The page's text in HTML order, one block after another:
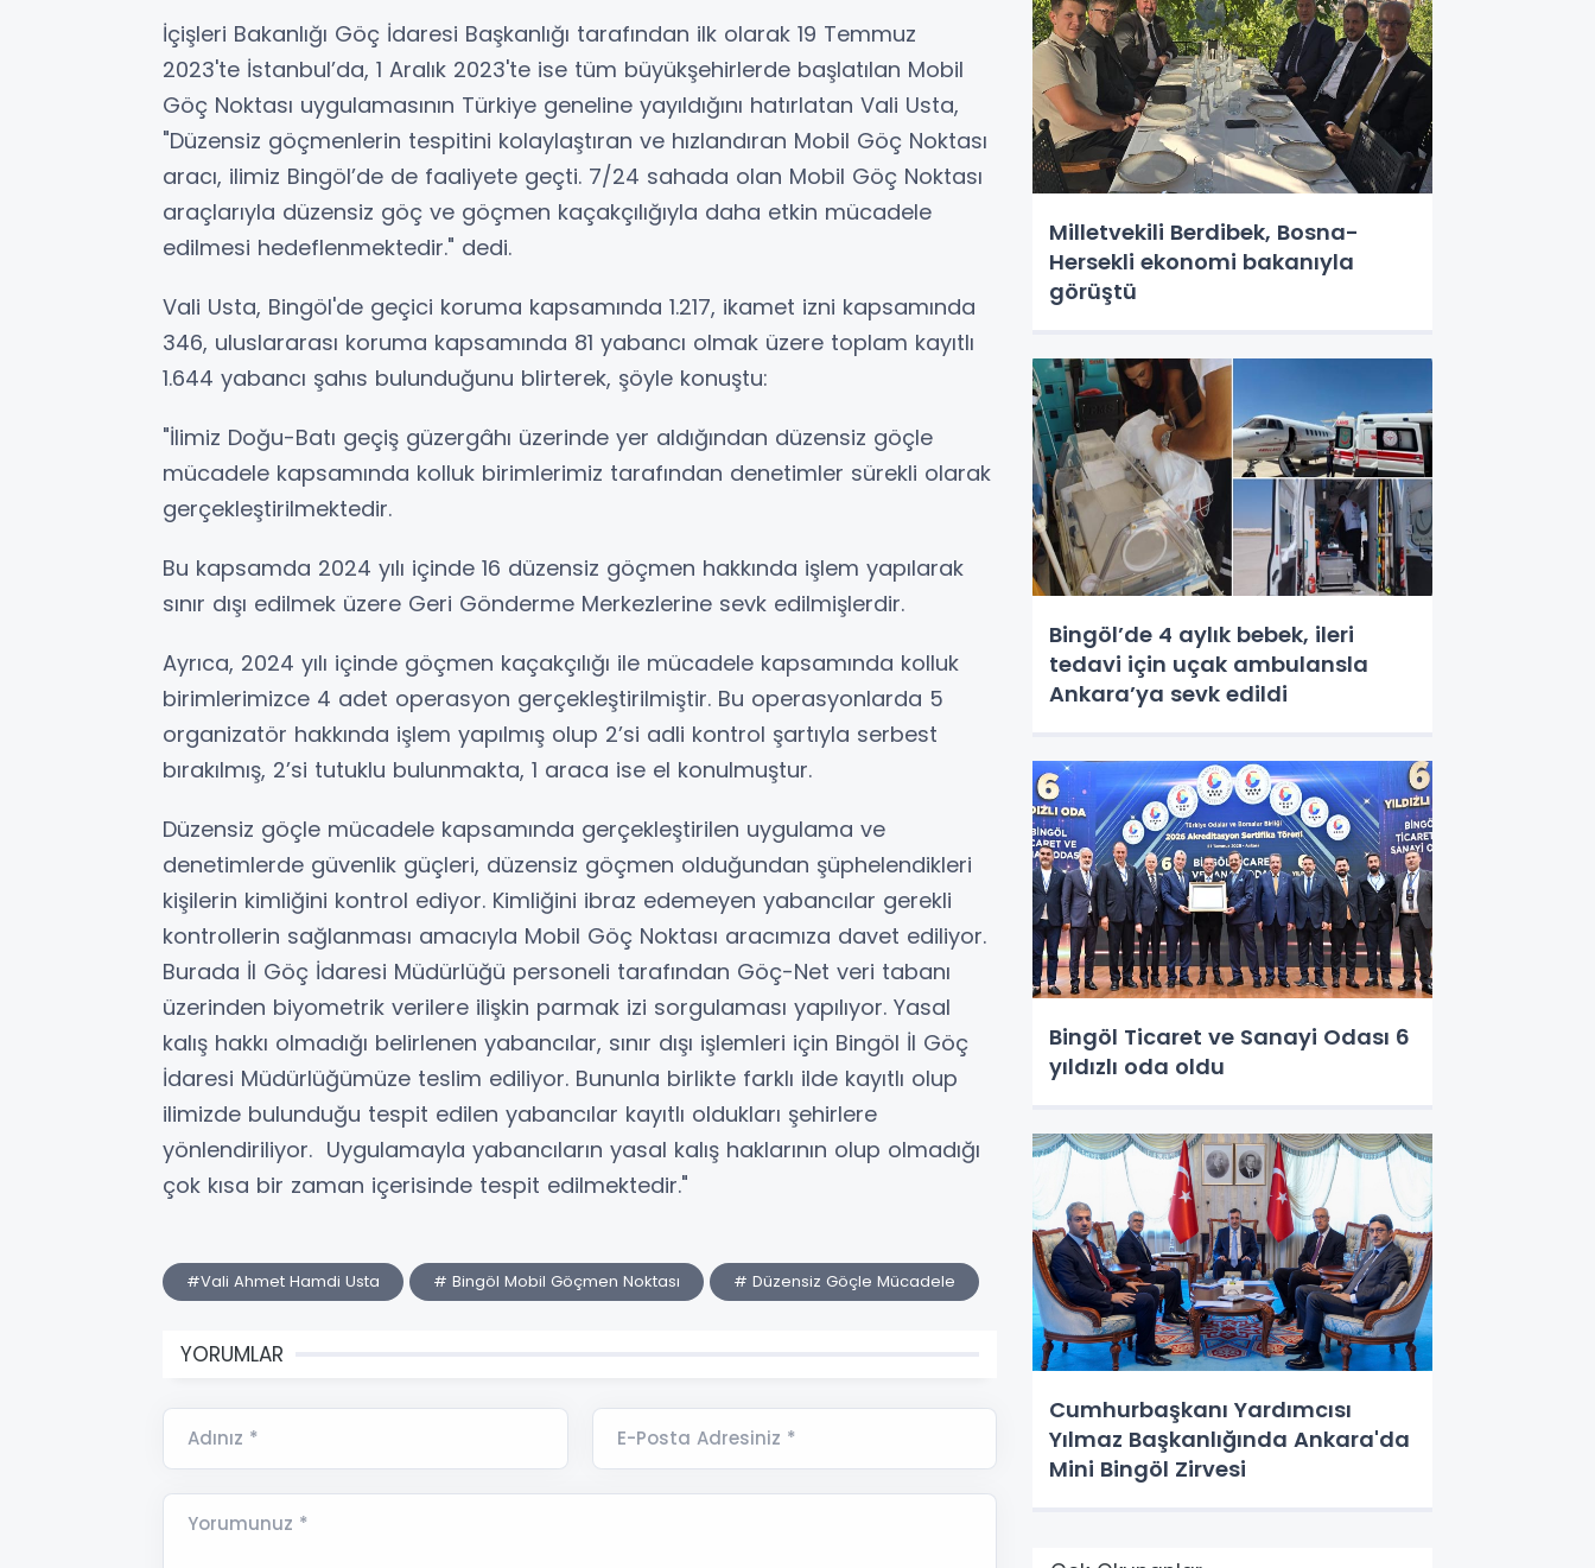
İçişleri Bakanlığı Göç İdaresi Başkanlığı tarafından ilk olarak 19 Temmuz
2023'te İstanbul’da, 1 Aralık 2023'te ise tüm büyükşehirlerde başlatılan Mobil
Göç Noktası uygulamasının Türkiye geneline yayıldığını hatırlatan Vali Usta,
"Düzensiz göçmenlerin tespitini kolaylaştıran ve hızlandıran Mobil Göç Noktası
aracı, ilimiz Bingöl’de de faaliyete geçti. 7/24 sahada olan Mobil Göç Noktası
araçlarıyla düzensiz göç ve göçmen kaçakçılığıyla daha etkin mücadele
edilmesi hedeflenmektedir." dedi.
Vali Usta, Bingöl'de geçici koruma kapsamında 1.217, ikamet izni kapsamında
346, uluslararası koruma kapsamında 81 yabancı olmak üzere toplam kayıtlı
1.644 yabancı şahıs bulunduğunu blirterek, şöyle konuştu:
"İlimiz Doğu-Batı geçiş güzergâhı üzerinde yer aldığından düzensiz göçle
mücadele kapsamında kolluk birimlerimiz tarafından denetimler sürekli olarak
gerçekleştirilmektedir.
Bu kapsamda 2024 yılı içinde 16 düzensiz göçmen hakkında işlem yapılarak
sınır dışı edilmek üzere Geri Gönderme Merkezlerine sevk edilmişlerdir.
Ayrıca, 2024 yılı içinde göçmen kaçakçılığı ile mücadele kapsamında kolluk
birimlerimizce 4 adet operasyon gerçekleştirilmiştir. Bu operasyonlarda 5
organizatör hakkında işlem yapılmış olup 2’si adli kontrol şartıyla serbest
bırakılmış, 2’si tutuklu bulunmakta, 1 araca ise el konulmuştur.
Düzensiz göçle mücadele kapsamında gerçekleştirilen uygulama ve
denetimlerde güvenlik güçleri, düzensiz göçmen olduğundan şüphelendikleri
kişilerin kimliğini kontrol ediyor. Kimliğini ibraz edemeyen yabancılar gerekli
kontrollerin sağlanması amacıyla Mobil Göç Noktası aracımıza davet ediliyor.
Burada İl Göç İdaresi Müdürlüğü personeli tarafından Göç-Net veri tabanı
üzerinden biyometrik verilere ilişkin parmak izi sorgulaması yapılıyor. Yasal
kalış hakkı olmadığı belirlenen yabancılar, sınır dışı işlemleri için Bingöl İl Göç
İdaresi Müdürlüğümüze teslim ediliyor. Bununla birlikte farklı ilde kayıtlı olup
ilimizde bulunduğu tespit edilen yabancılar kayıtlı oldukları şehirlere
yönlendiriliyor. Uygulamayla yabancıların yasal kalış haklarının olup olmadığı
çok kısa bir zaman içerisinde tespit edilmektedir."
#Vali Ahmet Hamdi Usta # Bingöl Mobil Göçmen Noktası # Düzensiz Göçle Mücadele
YORUMLAR
Adınız * E-Posta Adresiniz *
Yorumunuz *
Milletvekili Berdibek, Bosna-
Hersekli ekonomi bakanıyla
görüştü
Bingöl’de 4 aylık bebek, ileri
tedavi için uçak ambulansla
Ankara’ya sevk edildi
Bingöl Ticaret ve Sanayi Odası 6
yıldızlı oda oldu
Cumhurbaşkanı Yardımcısı
Yılmaz Başkanlığında Ankara'da
Mini Bingöl Zirvesi